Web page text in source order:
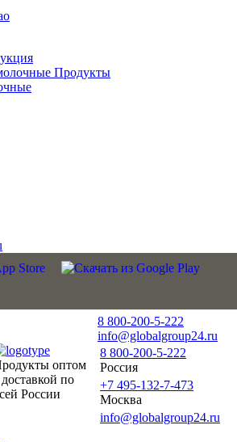
Продукты
оптом
по
России
8 800-200-5-222
info@globalgroup24.ru
8 800-200-5-222
Россия
+7 495-132-7-473
Москва
info@globalgroup24.ru